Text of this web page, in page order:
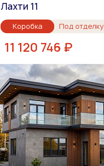
Лахти 11
Коробка Под отделку
11 120 746 ₽